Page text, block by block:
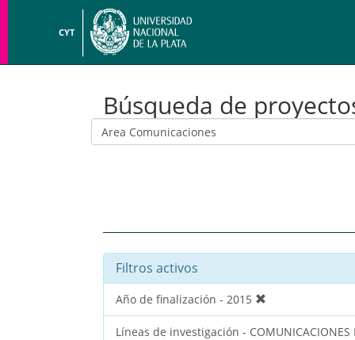
CYT
Búsqueda de
Filtros activos
Año de finalización - 2015
Líneas de investigación - COMUNICACIONES